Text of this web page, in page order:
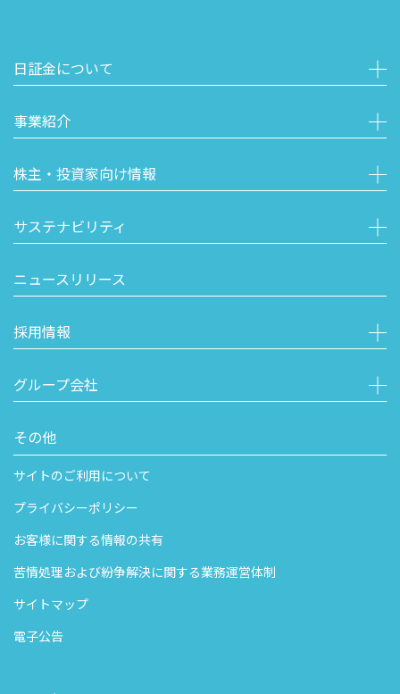
日証金について
事業紹介
株主・投資家向け情報
サステナビリティ
ニュースリリース
採用情報
グループ会社
その他
サイトのご利用について
プライバシーポリシー
お客様に関する情報の共有
苦情処理および紛争解決に関する業務運営体制
サイトマップ
電子公告